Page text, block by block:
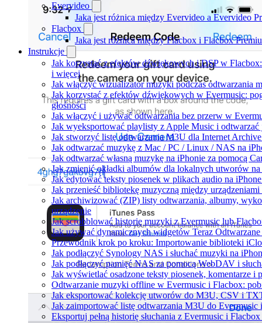
Evervideo
Jaka jest różnica między Evervideo a Evervideo
Flacbox
Jaka jest różnica między Flacbox i Flacbox
Instrukcje
Jak korzystać z efektów dźwiękowych i DSP w
i więcej
Jak włączyć wizualizator muzyki podczas odtwarzania
Jak korzystać z efektów dźwiękowych w Evermusic:
głośności
Jak włączyć i używać odtwarzania bez przerw w
Jak wyeksportować playlisty z Apple Music i
Jak stworzyć listę odtwarzania M3U dla Internet
Jak odtwarzać muzykę z Mac / PC / Linux / NAS na
Jak odtwarzać własną muzykę na iPhonie za pomocą
Jak zmienić okładki albumów dla lokalnych utworów
Jak edytować teksty piosenek w plikach audio na
Jak przenieść bibliotekę muzyczną między
Jak archiwizować (ZIP) listy odtwarzania, albumy,
urządzenie
Jak scrobblować historię muzyki z Evermusic lub
Jak używać dynamicznych widgetów Teraz
Przewodnik krok po kroku: Importowanie biblioteki
Jak podłączyć Synology NAS i słuchać muzyki na
Jak podłączyć pamięć NAS za pomocą WebDAV i
Jak wyświetlać osadzone teksty piosenek, komentarze
Odtwarzanie muzyki offline w Evermusic i Flacbox:
Jak eksportować kolekcję utworów do M3U, CSV i
Jak zaimportować listę odtwarzania M3U do Evermusic
Eksportuj pełną historię słuchania z Evermusic i